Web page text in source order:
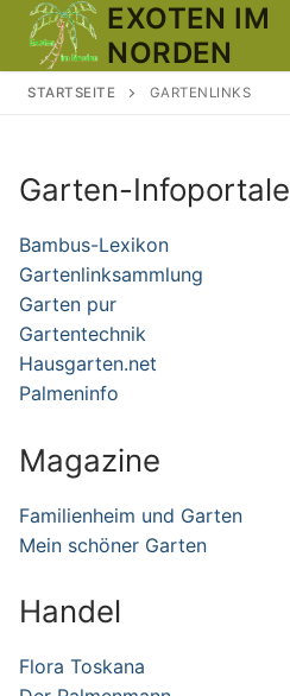
Zum
Inhalt
springen
EXOTEN IM
NORDEN
STARTSEITE GARTENLINKS
Garten-Infoportale
Bambus-Lexikon
Gartenlinksammlung
Garten pur
Gartentechnik
Hausgarten.net
Palmeninfo
Magazine
Familienheim und Garten
Mein schöner Garten
Handel
Flora Toskana